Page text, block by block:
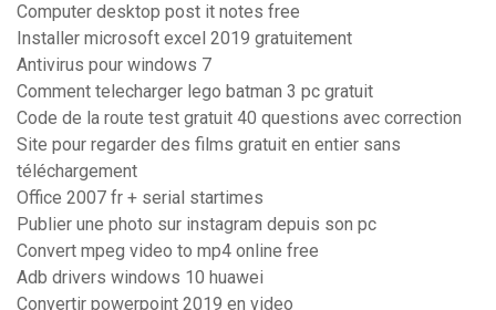
Computer desktop post it notes free
Installer microsoft excel 2019 gratuitement
Antivirus pour windows 7
Comment telecharger lego batman 3 pc gratuit
Code de la route test gratuit 40 questions avec correction
Site pour regarder des films gratuit en entier sans
téléchargement
Office 2007 fr + serial startimes
Publier une photo sur instagram depuis son pc
Convert mpeg video to mp4 online free
Adb drivers windows 10 huawei
Convertir powerpoint 2019 en video